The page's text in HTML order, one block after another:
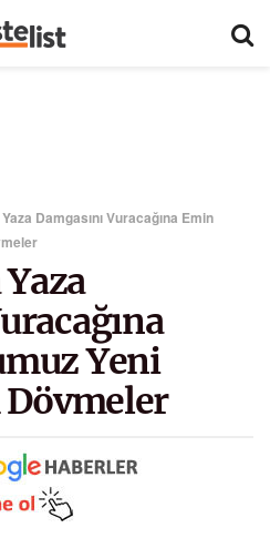
Damgasını Vuracağına Emin
Yeni